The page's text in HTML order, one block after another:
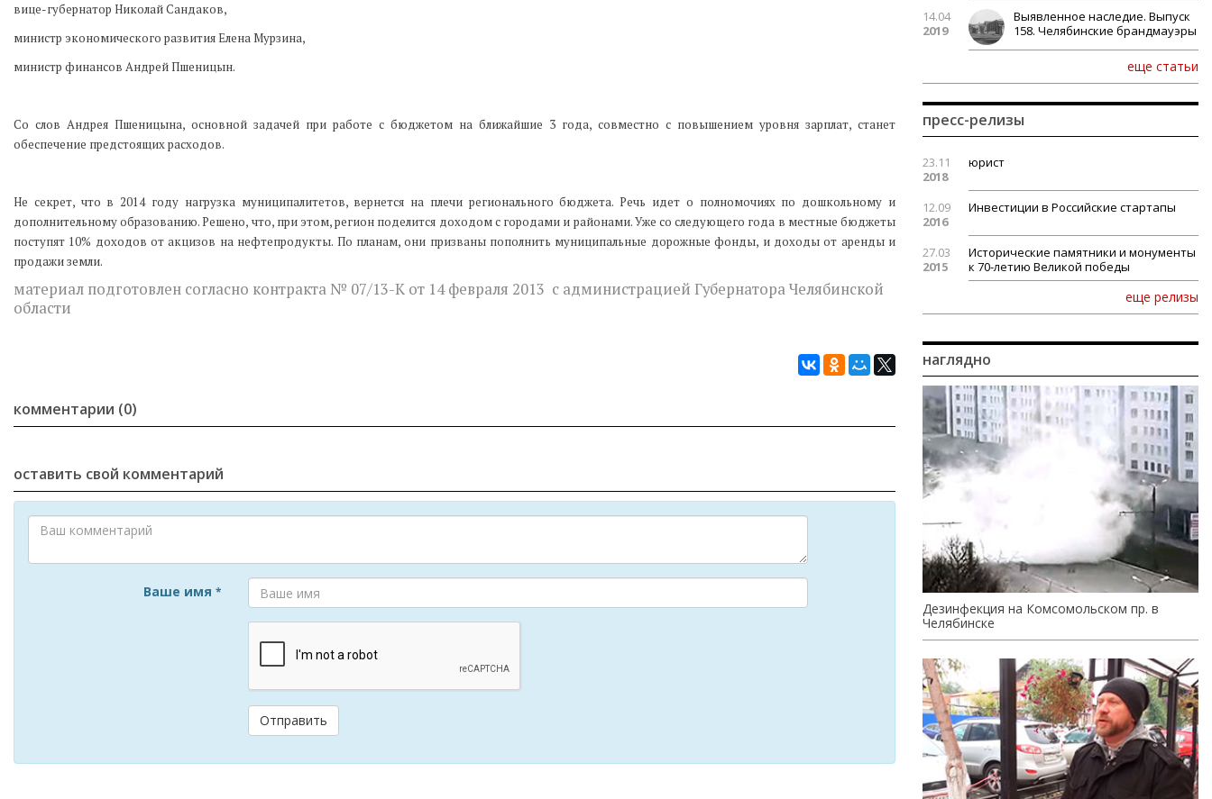
вице-губернатор Николай Сандаков,
министр экономического развития Елена Мурзина,
министр финансов Андрей Пшеницын.
Со слов Андрея Пшеницына, основной задачей при работе с бюджетом на ближайшие 3 года, совместно с повышением уровня зарплат, станет
обеспечение предстоящих расходов.
Не секрет, что в 2014 году нагрузка муниципалитетов, вернется на плечи регионального бюджета. Речь идет о полномочиях по дошкольному и
дополнительному образованию. Решено, что, при этом, регион поделится доходом с городами и районами. Уже со следующего года в местные бюджеты
поступят 10% доходов от акцизов на нефтепродукты. По планам, они призваны пополнить муниципальные дорожные фонды, и доходы от аренды и
продажи земли.
материал подготовлен согласно контракта № 07/13-К от 14 февраля 2013 с администрацией Губернатора Челябинской
области
комментарии (0)
оставить свой комментарий
Ваше имя *
Отправить
14.04
2019
Выявленное наследие. Выпуск
158. Челябинские брандмауэры
еще статьи
пресс-релизы
23.11
2018
юрист
12.09
2016
Инвестиции в Российские стартапы
27.03
2015
Исторические памятники и монументы
к 70-летию Великой победы
еще релизы
наглядно
Дезинфекция на Комсомольском пр. в
Челябинске